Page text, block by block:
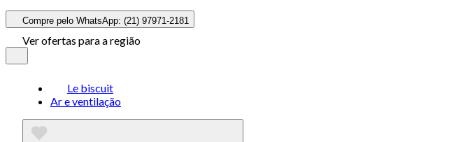
Compre pelo WhatsApp: (21) 97971-2181
Ver ofertas para a região
Le biscuit
Ar e ventilação